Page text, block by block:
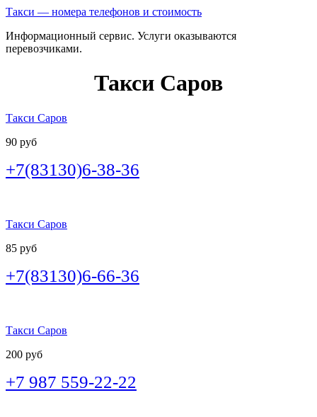
Такси — номера телефонов и стоимость
Информационный сервис. Услуги оказываются
перевозчиками.
Такси Саров
Такси Саров
90 руб
+7(83130)6-38-36
Такси Саров
85 руб
+7(83130)6-66-36
Такси Саров
200 руб
+7 987 559-22-22